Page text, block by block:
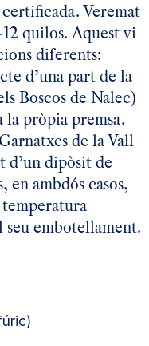
Veremat
quilos. Aquest vi
diferents:
d’una part de la
Boscos de Nalec)
la pròpia premsa.
de la Vall
d’un dipòsit de
en ambdós casos,
embotellament.